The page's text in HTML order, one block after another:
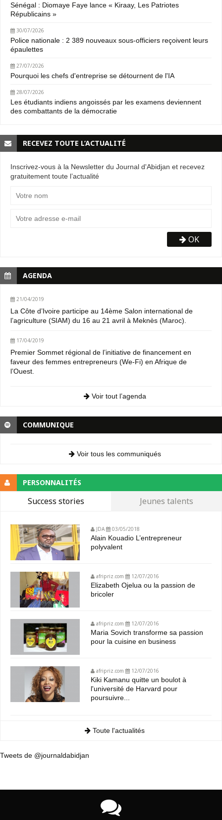
Sénégal : Diomaye Faye lance « Kiraay, Les Patriotes
Républicains »
30/07/2026
Police nationale : 2 389 nouveaux sous-officiers reçoivent leurs
épaulettes
27/07/2026
Pourquoi les chefs d'entreprise se détournent de l'IA
28/07/2026
Les étudiants indiens angoissés par les examens deviennent
des combattants de la démocratie
RECEVEZ TOUTE L’ACTUALITÉ
Inscrivez-vous à la Newsletter du Journal d'Abidjan et recevez
gratuitement toute l’actualité
OK
AGENDA
21/04/2019
La Côte d’Ivoire participe au 14ème Salon international de
l’agriculture (SIAM) du 16 au 21 avril à Meknès (Maroc).
17/04/2019
Premier Sommet régional de l’initiative de financement en
faveur des femmes entrepreneurs (We-Fi) en Afrique de
l’Ouest.
Voir tout l’agenda
COMMUNIQUE
Voir tous les communiqués
PERSONNALITÉS
Success stories Jeunes talents
JDA 03/05/2018
Alain Kouadio L’entrepreneur
polyvalent
afripriz.com 12/07/2016
Elizabeth Ojelua ou la passion de
bricoler
afripriz.com 12/07/2016
Maria Sovich transforme sa passion
pour la cuisine en business
afripriz.com 12/07/2016
Kiki Kamanu quitte un boulot à
l'université de Harvard pour
poursuivre...
Toute l'actualités
Tweets de @journaldabidjan